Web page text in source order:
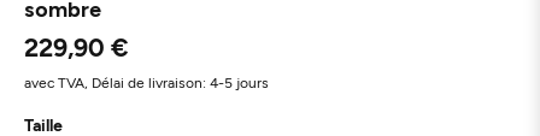
sombre
229,90 €
avec TVA, Délai de livraison: 4-5 jours
Taille